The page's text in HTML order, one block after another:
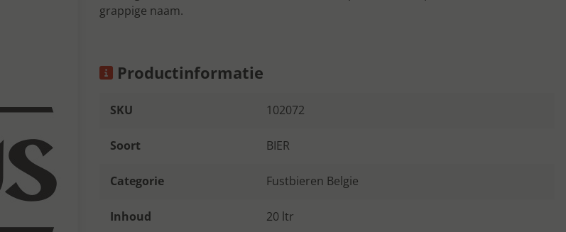
grappige naam.
Productinformatie
SKU 102072
Soort BIER
Categorie Fustbieren Belgie
Inhoud 20 ltr